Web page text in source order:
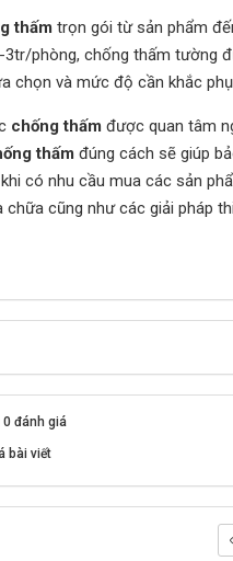
thấm trọn gói từ sản phẩm
phòng, chống thấm tường
chọn và mức độ cần khắc
chống thấm được quan tâm
thấm đúng cách sẽ giúp
có nhu cầu mua các sản
cũng như các giải pháp
0 đánh giá
bài viết